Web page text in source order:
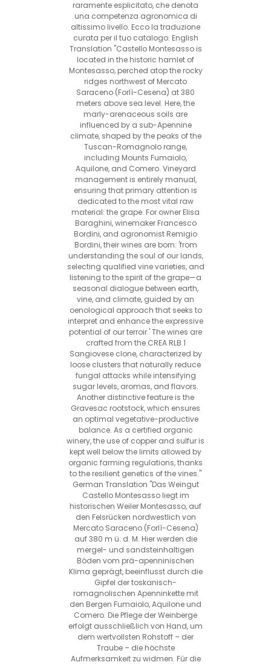
raramente esplicitato, che denota
una competenza agronomica di
altissimo livello. Ecco la traduzione
curata per il tuo catalogo: English
Translation "Castello Montesasso is
located in the historic hamlet of
Montesasso, perched atop the rocky
ridges northwest of Mercato
Saraceno (Forlì-Cesena) at 380
meters above sea level. Here, the
marly-arenaceous soils are
influenced by a sub-Apennine
climate, shaped by the peaks of the
Tuscan-Romagnolo range,
including Mounts Fumaiolo,
Aquilone, and Comero. Vineyard
management is entirely manual,
ensuring that primary attention is
dedicated to the most vital raw
material: the grape. For owner Elisa
Baraghini, winemaker Francesco
Bordini, and agronomist Remigio
Bordini, their wines are born: 'from
understanding the soul of our lands,
selecting qualified vine varieties, and
listening to the spirit of the grape—a
seasonal dialogue between earth,
vine, and climate, guided by an
oenological approach that seeks to
interpret and enhance the expressive
potential of our terroir.' The wines are
crafted from the CREA RLB 1
Sangiovese clone, characterized by
loose clusters that naturally reduce
fungal attacks while intensifying
sugar levels, aromas, and flavors.
Another distinctive feature is the
Gravesac rootstock, which ensures
an optimal vegetative-productive
balance. As a certified organic
winery, the use of copper and sulfur is
kept well below the limits allowed by
organic farming regulations, thanks
to the resilient genetics of the vines."
German Translation "Das Weingut
Castello Montesasso liegt im
historischen Weiler Montesasso, auf
den Felsrücken nordwestlich von
Mercato Saraceno (Forlì-Cesena)
auf 380 m ü. d. M. Hier werden die
mergel- und sandsteinhaltigen
Böden vom prä-apenninischen
Klima geprägt, beeinflusst durch die
Gipfel der toskanisch-
romagnolischen Apenninkette mit
den Bergen Fumaiolo, Aquilone und
Comero. Die Pflege der Weinberge
erfolgt ausschließlich von Hand, um
dem wertvollsten Rohstoff – der
Traube – die höchste
Aufmerksamkeit zu widmen. Für die